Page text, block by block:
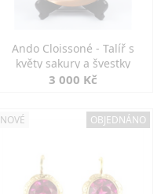
Ando Cloissoné - Talíř s
květy sakury a švestky
3 000 Kč
NOVÉ OBJEDNÁNO